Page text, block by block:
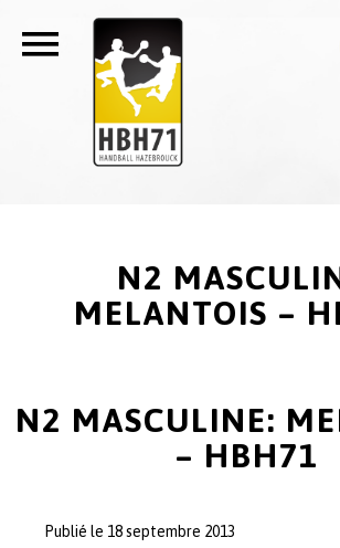
N2
MELANTOIS –
N2 MASCULINE:
– HBH71
Publié le 18 septembre 2013